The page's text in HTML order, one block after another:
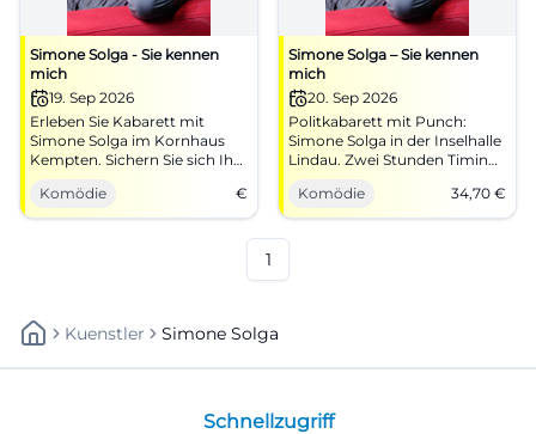
Simone Solga - Sie kennen
mich
19. Sep 2026
Erleben Sie Kabarett mit
Simone Solga im Kornhaus
Kempten. Sichern Sie sich Ihre
Plätze für einen
unvergesslichen Abend.
Komödie €
Simone Solga – Sie kennen
mich
20. Sep 2026
Politkabarett mit Punch:
Simone Solga in der Inselhalle
Lindau. Zwei Stunden Timing,
Pointen, Publikumsreaktion.
20.09.2026, 19:00, ab 34,70 €.
Befreiendes Lacherlebnis –
Komödie 34,70 €
1
Kuenstler Simone Solga
Schnellzugriff